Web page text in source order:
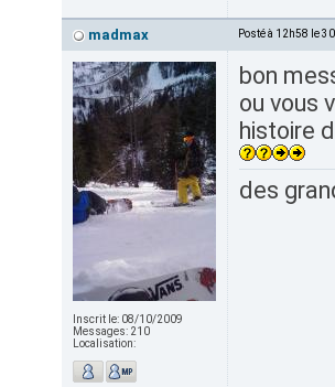
madmax Posté à 12h58 le
Inscrit le: 08/10/2009
Messages: 210
Localisation:
bon
ou vous
histoire
des